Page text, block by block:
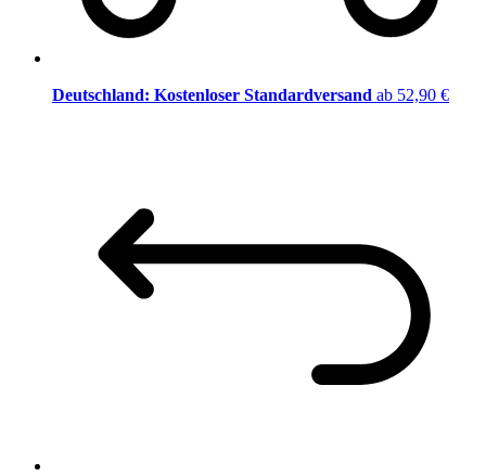
Deutschland: Kostenloser Standardversand ab 52,90 €